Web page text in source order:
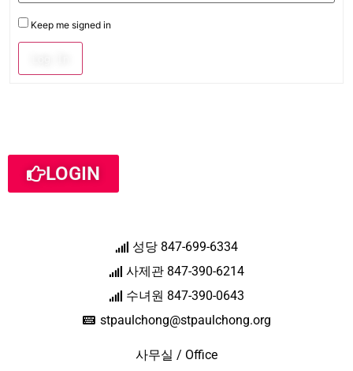
Keep me signed in
LOGIN
성당 847-699-6334
사제관 847-390-6214
수녀원 847-390-0643
stpaulchong@stpaulchong.org
사무실 / Office